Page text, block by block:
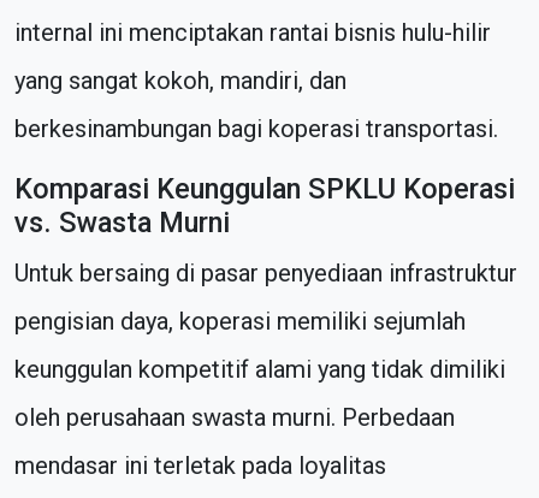
internal ini menciptakan rantai bisnis hulu-hilir
yang sangat kokoh, mandiri, dan
berkesinambungan bagi koperasi transportasi.
Komparasi Keunggulan SPKLU Koperasi
vs. Swasta Murni
Untuk bersaing di pasar penyediaan infrastruktur
pengisian daya, koperasi memiliki sejumlah
keunggulan kompetitif alami yang tidak dimiliki
oleh perusahaan swasta murni. Perbedaan
mendasar ini terletak pada loyalitas